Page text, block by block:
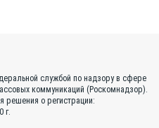
службой по надзору в сфере
коммуникаций (Роскомнадзор).
решения о регистрации:
г.